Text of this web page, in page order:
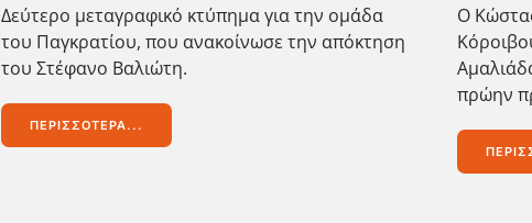
Δεύτερο μεταγραφικό κτύπημα για την ομάδα
του Παγκρατίου, που ανακοίνωσε την απόκτηση
του Στέφανο Βαλιώτη.
ΠΕΡΙΣΣΌΤΕΡΑ...
Ο
πρώην